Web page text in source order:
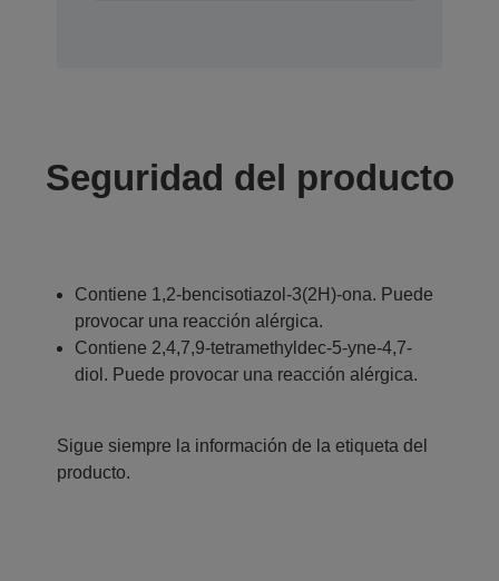
Seguridad del producto
Contiene 1,2-bencisotiazol-3(2H)-ona. Puede
provocar una reacción alérgica.
Contiene 2,4,7,9-tetramethyldec-5-yne-4,7-
diol. Puede provocar una reacción alérgica.
Sigue siempre la información de la etiqueta del
producto.